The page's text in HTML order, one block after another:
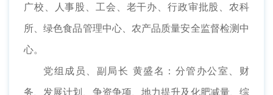
广校、人事股、工会、老干办、行政审批股、农科
所、绿色食品管理中心、农产品质量安全监督检测中
心。
党组成员、副局长 黄盛名：分管办公室、财
务、发展计划、争资争项、地力提升及化肥减量、综